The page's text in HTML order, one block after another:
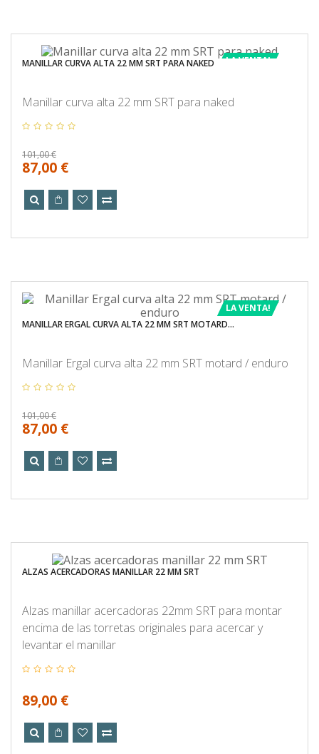
LA VENTA!
MANILLAR CURVA ALTA 22 MM SRT PARA NAKED
Manillar curva alta 22 mm SRT para naked
101,00 €
87,00 €
LA VENTA!
MANILLAR ERGAL CURVA ALTA 22 MM SRT MOTARD...
Manillar Ergal curva alta 22 mm SRT motard / enduro
101,00 €
87,00 €
ALZAS ACERCADORAS MANILLAR 22 MM SRT
Alzas manillar acercadoras 22mm SRT para montar
encima de las torretas originales para acercar y
levantar el manillar
89,00 €